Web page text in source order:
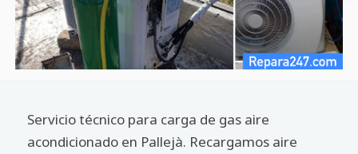
Servicio técnico para carga de gas aire
acondicionado en Pallejà. Recargamos aire